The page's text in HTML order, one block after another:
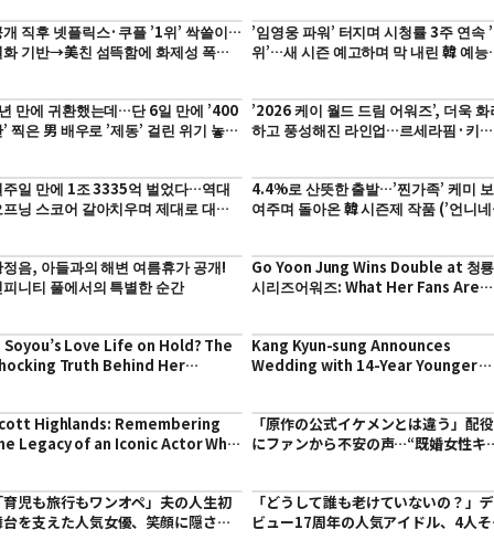
개 직후 넷플릭스·쿠플 ’1위’ 싹쓸이…
기반→美친 섬뜩함에 화제성 폭발
’임영웅 파워’ 터지며 시청률 3주 연속
위’…새 시즌 예고하며 막 내린 韓 예능
만에 귀환했는데…단 6일 만에 ’400
찍은 男 배우로 ’제동’ 걸린 위기 놓인
’2026 케이 월드 드림 어워즈’, 더욱 화
하고 풍성해진 라인업…르세라핌·키키
주일 만에 1조 3335억 벌었다…역대
프닝 스코어 갈아치우며 제대로 대박
4.4%로 산뜻한 출발…’찐가족’ 케미 보
여주며 돌아온 韓 시즌제 작품 (’언니네
음, 아들과의 해변 여름휴가 공개!
피니티 풀에서의 특별한 순간
Go Yoon Jung Wins Double at 청룡
시리즈어워즈: What Her Fans Are
Soyou’s Love Life on Hold? The
Truth Behind Her
Kang Kyun-sung Announces
Wedding with 14-Year Younger
Highlands: Remembering
Legacy of an Iconic Actor Who
「原作の公式イケメンとは違う」配役
にファンから不安の声…“既婚女性キ
育児も旅行もワンオペ」夫の人生初
を支えた人気女優、笑顔に隠され
「どうして誰も老けていないの？」デ
ビュー17周年の人気アイドル、4人そ